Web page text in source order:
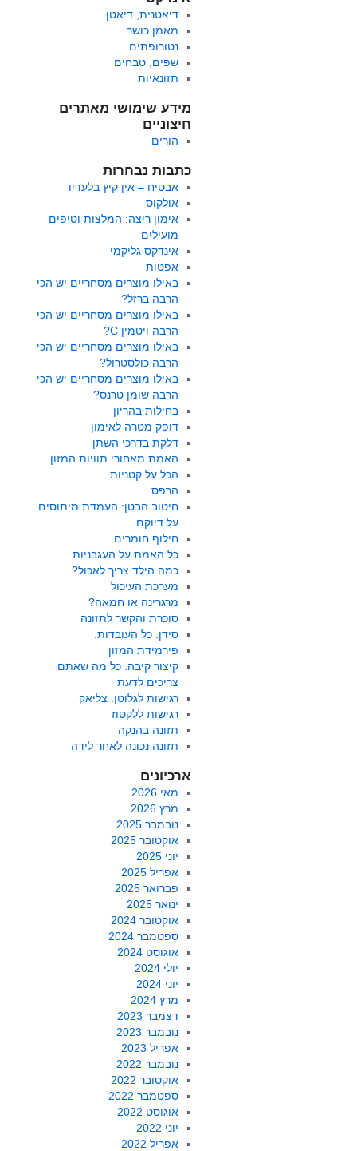
דיאטנית, דיאטן
מאמן כושר
נטורופתים
שפים, טבחים
תזונאיות
מידע שימושי מאתרים
חיצוניים
הורים
כתבות נבחרות
אבטיח – אין קיץ בלעדיו
אולקוס
אימון ריצה: המלצות וטיפים
מועילים
אינדקס גליקמי
אפטות
באילו מוצרים מסחריים יש הכי
הרבה ברזל?
באילו מוצרים מסחריים יש הכי
הרבה ויטמין C?
באילו מוצרים מסחריים יש הכי
הרבה כולסטרול?
באילו מוצרים מסחריים יש הכי
הרבה שומן טרנס?
בחילות בהריון
דופק מטרה לאימון
דלקת בדרכי השתן
האמת מאחורי תוויות המזון
הכל על קטניות
הרפס
חיטוב הבטן: העמדת מיתוסים
על דיוקם
חילוף חומרים
כל האמת על העגבניות
כמה הילד צריך לאכול?
מערכת העיכול
מרגרינה או חמאה?
סוכרת והקשר לתזונה
סידן. כל העובדות.
פירמידת המזון
קיצור קיבה: כל מה שאתם
צריכים לדעת
רגישות לגלוטן: צליאק
רגישות ללקטוז
תזונה בהנקה
תזונה נכונה לאחר לידה
ארכיונים
מאי 2026
מרץ 2026
נובמבר 2025
אוקטובר 2025
יוני 2025
אפריל 2025
פברואר 2025
ינואר 2025
אוקטובר 2024
ספטמבר 2024
אוגוסט 2024
יולי 2024
יוני 2024
מרץ 2024
דצמבר 2023
נובמבר 2023
אפריל 2023
נובמבר 2022
אוקטובר 2022
ספטמבר 2022
אוגוסט 2022
יוני 2022
אפריל 2022